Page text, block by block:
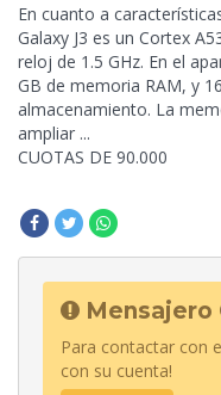
En cuanto a
Galaxy J3 es un Cortex
reloj de 1.5 GHz. En el
GB de memoria RAM, y
almacenamiento. La
ampliar ...
CUOTAS DE 90.000
Mensajero
Para contactar con
con su cuenta!